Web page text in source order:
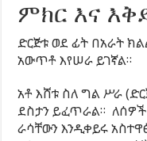
ምክር እና
ድርጅቱ ወደ ፊት በአራት
አውጥቶ እየሠራ ይገኛል።
አቶ እሸቱ ስለ ግል ሥራ
ደስታን ይፈጥራል።
ራሳቸውን እንዲቀይሩ